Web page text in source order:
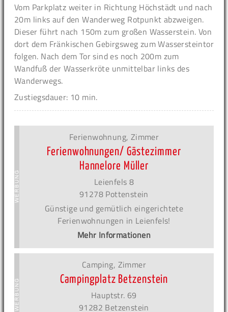
Vom Parkplatz weiter in Richtung Höchstädt und nach
20m links auf den Wanderweg Rotpunkt abzweigen.
Dieser führt nach 150m zum großen Wasserstein. Von
dort dem Fränkischen Gebirgsweg zum Wassersteintor
folgen. Nach dem Tor sind es noch 200m zum
Wandfuß der Wasserkröte unmittelbar links des
Wanderwegs.
Zustiegsdauer: 10 min.
Ferienwohnung, Zimmer
Ferienwohnungen/ Gästezimmer
Hannelore Müller
Leienfels 8
91278 Pottenstein
Günstige und gemütlich eingerichtete
Ferienwohnungen in Leienfels!
Mehr Informationen
Camping, Zimmer
Campingplatz Betzenstein
Hauptstr. 69
91282 Betzenstein